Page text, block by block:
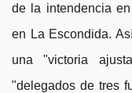
de la intendencia
en La Escondida.
una "victoria
"delegados de tres